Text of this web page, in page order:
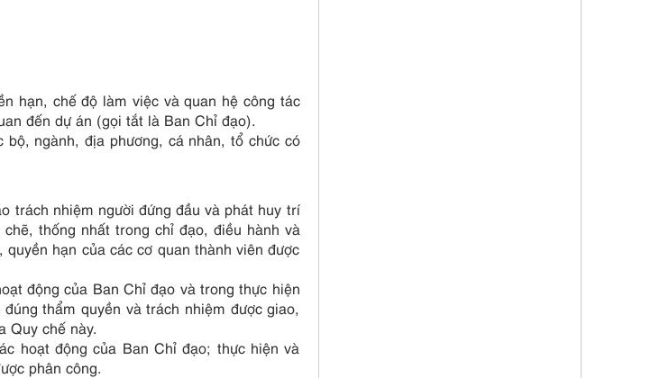
hạn, chế độ làm việc và quan hệ công tác
đến dự án (gọi tắt là Ban Chỉ đạo).
ngành, địa phương, cá nhân, tổ chức có
trách nhiệm người đứng đầu và phát huy trí
thống nhất trong chỉ đạo, điều hành và
hạn của các cơ quan thành viên được
động của Ban Chỉ đạo và trong thực hiện
thẩm quyền và trách nhiệm được giao,
Quy chế này.
hoạt động của Ban Chỉ đạo; thực hiện và
phân công.